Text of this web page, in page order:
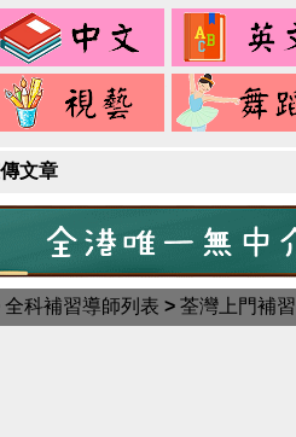
中
藝
文章
全科補習導師列表 > 荃灣上門補習